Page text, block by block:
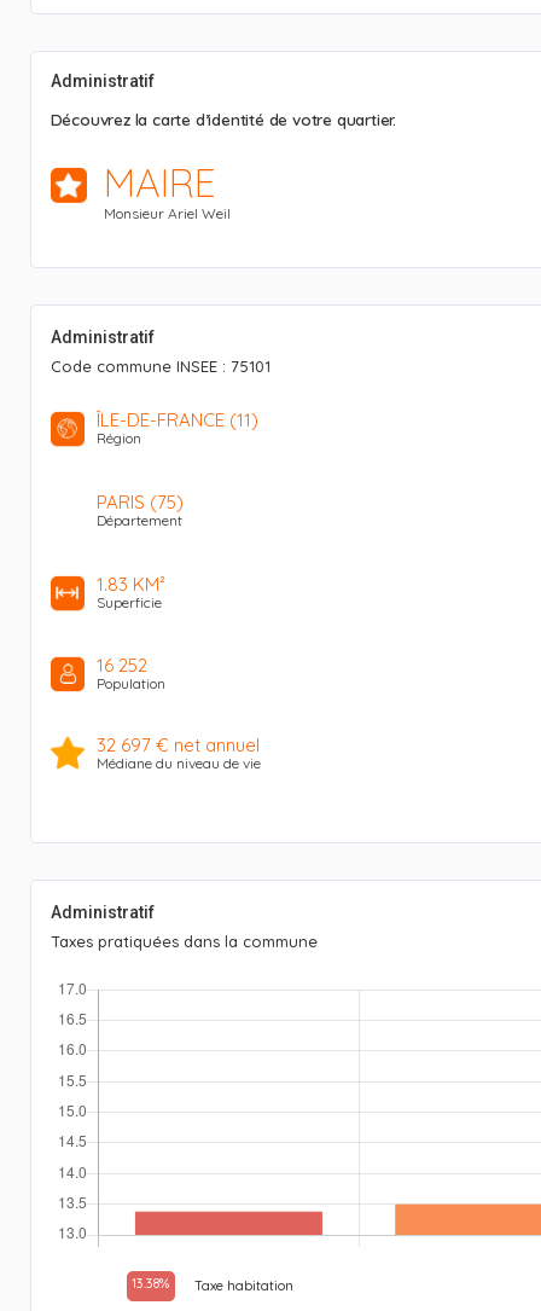
Administratif
Découvrez la carte d’identité de votre quartier.
MAIRE
Monsieur Ariel Weil
Administratif
Code commune INSEE : 75101
ÎLE-DE-FRANCE (11)
Région
PARIS (75)
Département
1.83 KM²
Superficie
16 252
Population
32 697 € net annuel
Médiane du niveau de vie
Administratif
Taxes pratiquées dans la commune
13.38% Taxe habitation